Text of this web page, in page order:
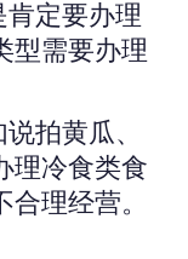
定要办理
型需要办理
拍黄瓜、
理冷食类食
理经营。